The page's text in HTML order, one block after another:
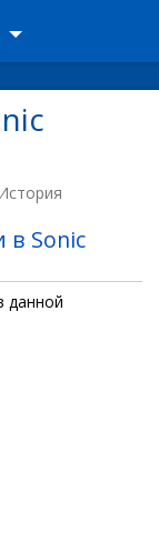
в Sonic
данной